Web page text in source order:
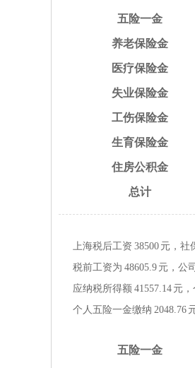
五险一金
养老保险金
医疗保险金
失业保险金
工伤保险金
生育保险金
住房公积金
总计
上海税后工资 38500元，社
税前工资为 48605.9元，公
应纳税所得额 41557.14元，
个人五险一金缴纳 2048.76
五险一金